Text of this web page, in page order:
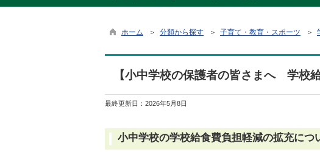
ホーム ＞ 分類から探す ＞ 子育て・教育・スポーツ ＞
【小中学校の保護者の皆さまへ 学校
最終更新日： 2026年5月8日
小中学校の学校給食費負担軽減の拡充につ